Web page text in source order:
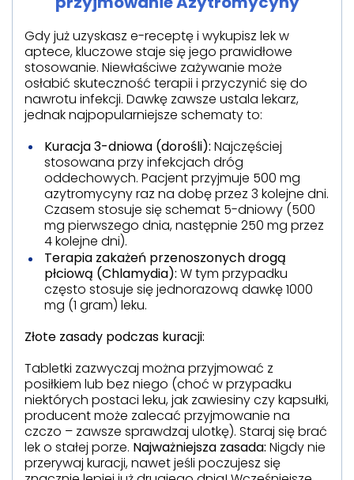
Gdy już uzyskasz e-receptę i wykupisz lek w
aptece, kluczowe staje się jego prawidłowe
stosowanie. Niewłaściwe zażywanie może
osłabić skuteczność terapii i przyczynić się do
nawrotu infekcji. Dawkę zawsze ustala lekarz,
jednak najpopularniejsze schematy to:
Kuracja 3-dniowa (dorośli): Najczęściej
stosowana przy infekcjach dróg
oddechowych. Pacjent przyjmuje 500 mg
azytromycyny raz na dobę przez 3 kolejne dni.
Czasem stosuje się schemat 5-dniowy (500
mg pierwszego dnia, następnie 250 mg przez
4 kolejne dni).
Terapia zakażeń przenoszonych drogą
płciową (Chlamydia): W tym przypadku
często stosuje się jednorazową dawkę 1000
mg (1 gram) leku.
Złote zasady podczas kuracji:
Tabletki zazwyczaj można przyjmować z
posiłkiem lub bez niego (choć w przypadku
niektórych postaci leku, jak zawiesiny czy kapsułki,
producent może zalecać przyjmowanie na
czczo – zawsze sprawdzaj ulotkę). Staraj się brać
lek o stałej porze. Najważniejsza zasada: Nigdy nie
przerywaj kuracji, nawet jeśli poczujesz się